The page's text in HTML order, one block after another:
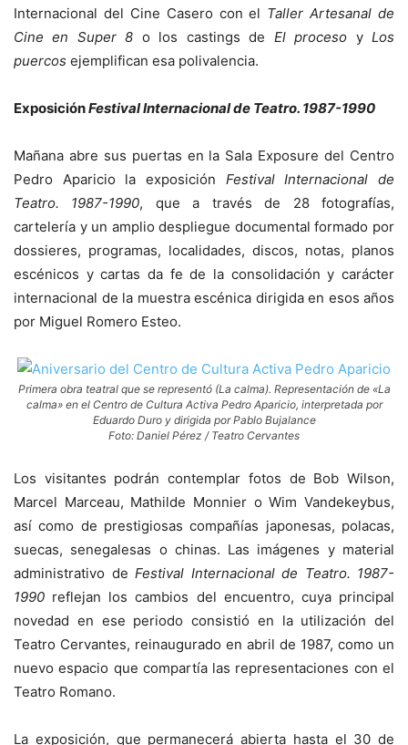
Internacional del Cine Casero con el Taller Artesanal de
Cine en Super 8 o los castings de El proceso yLos
puercos ejemplifican esa polivalencia.
ExposiciónFestival Internacional de Teatro. 1987-1990
Mañana abre sus puertas en la Sala Exposure del Centro
Pedro Aparicio la exposición Festival Internacional de
Teatro. 1987-1990, que a través de 28 fotografías,
cartelería y un amplio despliegue documental formado por
dossieres, programas, localidades, discos, notas, planos
escénicos y cartas da fe de la consolidación y carácter
internacional de la muestra escénica dirigida en esos años
por Miguel Romero Esteo.
Primera obra teatral que se representó (La calma). Representación de «La
calma» en el Centro de Cultura Activa Pedro Aparicio, interpretada por
Eduardo Duro y dirigida por Pablo Bujalance
Foto: Daniel Pérez / Teatro Cervantes
Los visitantes podrán contemplar fotos de Bob Wilson,
Marcel Marceau, Mathilde Monnier o Wim Vandekeybus,
así como de prestigiosas compañías japonesas, polacas,
suecas, senegalesas o chinas. Las imágenes y material
administrativo de Festival Internacional de Teatro. 1987-
1990 reflejan los cambios del encuentro, cuya principal
novedad en ese periodo consistió en la utilización del
Teatro Cervantes, reinaugurado en abril de 1987, como un
nuevo espacio que compartía las representaciones con el
Teatro Romano.
La exposición, que permanecerá abierta hasta el 30 de